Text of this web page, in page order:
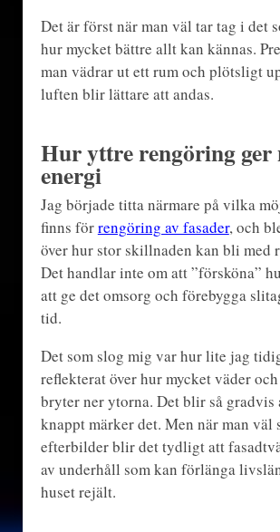
Det är först när man väl tar tag i det
hur mycket bättre allt kan kännas.
man vädrar ut ett rum och plötsligt
luften blir lättare att andas.
Hur yttre rengöring ger
energi
Jag började titta närmare på vilka
finns förrengöring av fasader, och
över hur stor skillnaden kan bli med
Det handlar inte om att ”försköna”
att ge det omsorg och förebygga
tid.
Det som slog mig var hur lite jag
reflekterat över hur mycket väder
bryter ner ytorna. Det blir så gradvis
knappt märker det. Men när man väl
efterbilder blir det tydligt att
av underhåll som kan förlänga
huset rejält.